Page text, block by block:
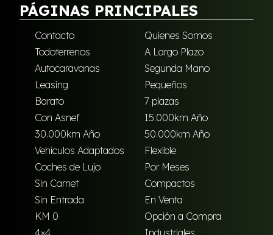
PÁGINAS PRINCIPALES
Contacto
Quienes Somos
Todoterrenos
A Largo Plazo
Autocaravanas
Segunda Mano
Leasing
Pequeños
Barato
7 plazas
Con Asnef
15.000km Año
30.000km Año
50.000km Año
Vehículos Adaptados
Flexible
Coches de Lujo
Por Meses
Sin Carnet
Compactos
Sin Entrada
En Venta
KM 0
Opción a Compra
4×4
Industriales